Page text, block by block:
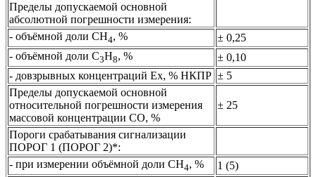
Пределы допускаемой основной
абсолютной погрешности измерения:
- объёмной доли СН4, %
± 0,25
- объёмной доли С3Н8, %
± 0,10
- довзрывных концентраций Ех, % НКПР ± 5
Пределы допускаемой основной
относительной погрешности измерения
массовой концентрации СО, %
± 25
Пороги срабатывания сигнализации
ПОРОГ 1 (ПОРОГ 2)*:
- при измерении объёмной доли СН4, %
1 (5)